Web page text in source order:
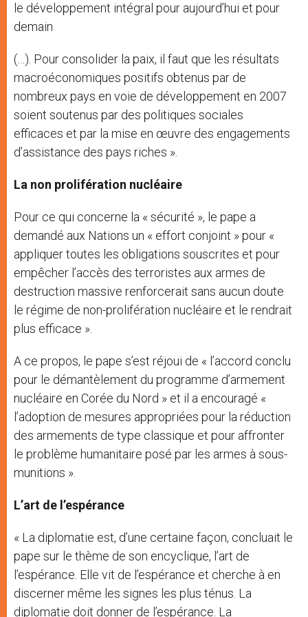
le développement intégral pour aujourd’hui et pour
demain
(…). Pour consolider la paix, il faut que les résultats
macroéconomiques positifs obtenus par de
nombreux pays en voie de développement en 2007
soient soutenus par des politiques sociales
efficaces et par la mise en œuvre des engagements
d’assistance des pays riches ».
La non prolifération nucléaire
Pour ce qui concerne la « sécurité », le pape a
demandé aux Nations un « effort conjoint » pour «
appliquer toutes les obligations souscrites et pour
empêcher l’accès des terroristes aux armes de
destruction massive renforcerait sans aucun doute
le régime de non-prolifération nucléaire et le rendrait
plus efficace ».
A ce propos, le pape s’est réjoui de « l’accord conclu
pour le démantèlement du programme d’armement
nucléaire en Corée du Nord » et il a encouragé «
l’adoption de mesures appropriées pour la réduction
des armements de type classique et pour affronter
le problème humanitaire posé par les armes à sous-
munitions ».
L’art de l’espérance
« La diplomatie est, d’une certaine façon, concluait le
pape sur le thème de son encyclique, l’art de
l’espérance. Elle vit de l’espérance et cherche à en
discerner même les signes les plus ténus. La
diplomatie doit donner de l’espérance. La